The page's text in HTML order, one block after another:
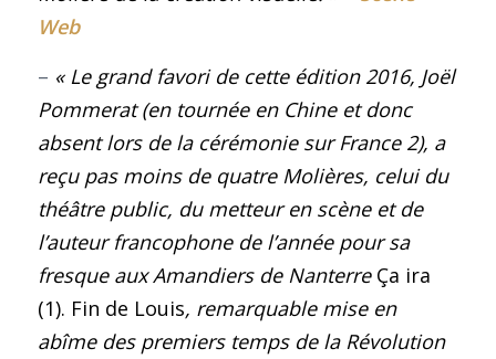
Web
– « Le grand favori de cette édition 2016, Joël
Pommerat (en tournée en Chine et donc
absent lors de la cérémonie sur France 2), a
reçu pas moins de quatre Molières, celui du
théâtre public, du metteur en scène et de
l’auteur francophone de l’année pour sa
fresque aux Amandiers de Nanterre Ça ira
(1). Fin de Louis, remarquable mise en
abîme des premiers temps de la Révolution